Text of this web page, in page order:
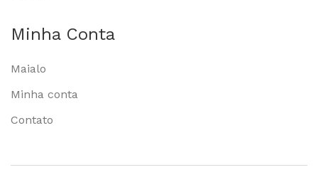
Minha Conta
Maialo
Minha conta
Contato